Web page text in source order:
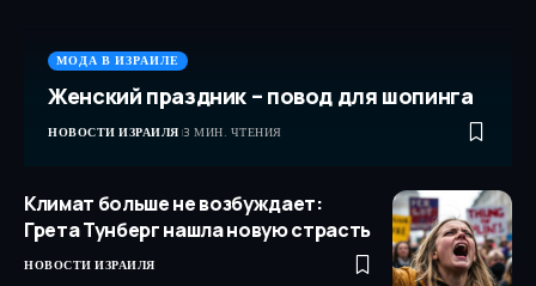
МОДА В ИЗРАИЛЕ
Женский праздник – повод для шопинга
НОВОСТИ ИЗРАИЛЯ 3 МИН. ЧТЕНИЯ
Климат больше не возбуждает:
Грета Тунберг нашла новую страсть
НОВОСТИ ИЗРАИЛЯ